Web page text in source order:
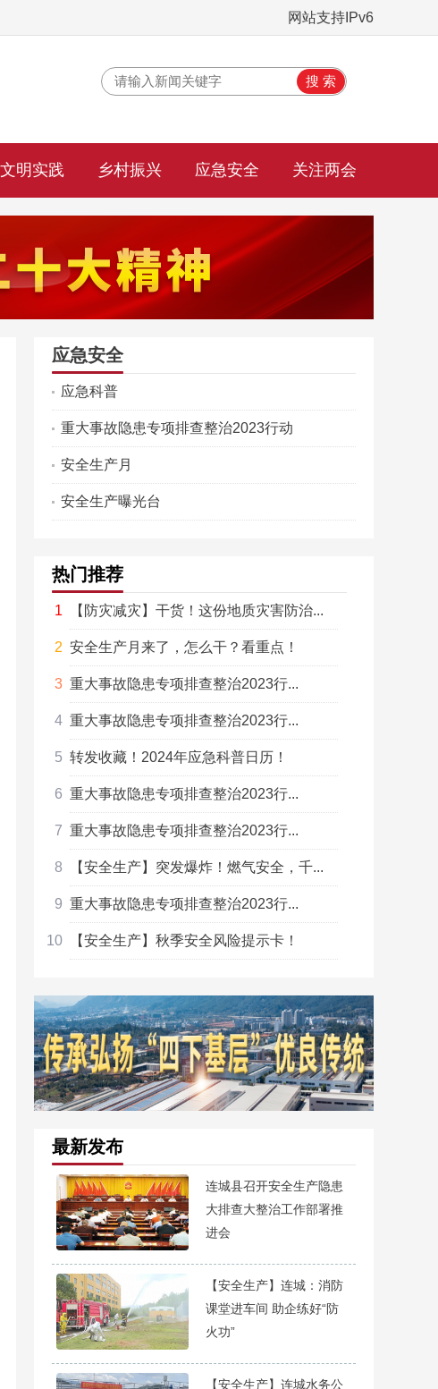
网站支持IPv6
文明实践 乡村振兴 应急安全 关注两会
应急安全
应急科普
重大事故隐患专项排查整治2023行动
安全生产月
安全生产曝光台
热门推荐
【防灾减灾】干货！这份地质灾害防治...
安全生产月来了，怎么干？看重点！
重大事故隐患专项排查整治2023行...
重大事故隐患专项排查整治2023行...
转发收藏！2024年应急科普日历！
重大事故隐患专项排查整治2023行...
重大事故隐患专项排查整治2023行...
【安全生产】突发爆炸！燃气安全，千...
重大事故隐患专项排查整治2023行...
【安全生产】秋季安全风险提示卡！
最新发布
连城县召开安全生产隐患
大排查大整治工作部署推
进会
【安全生产】连城：消防
课堂进车间 助企练好“防
火功”
【安全生产】连城水务公